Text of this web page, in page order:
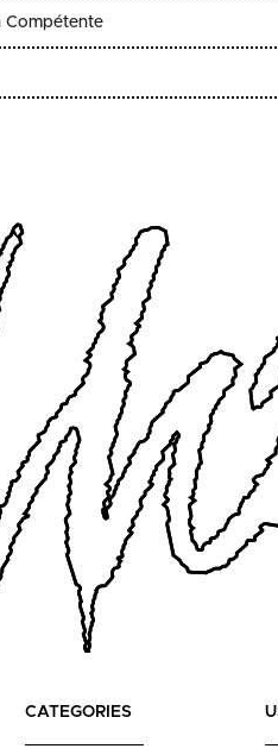
Compétente
CATEGORIES